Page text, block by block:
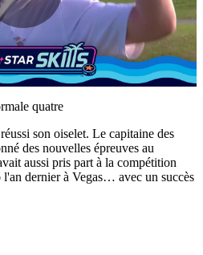
Play
Video
quatre
son oiselet. Le capitaine des
des nouvelles épreuves au
aussi pris part à la compétition
dernier à Vegas… avec un succès